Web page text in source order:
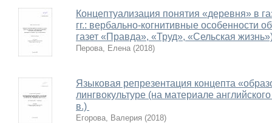
Концептуализация понятия «деревня» в
гг.: вербально-когнитивные особенности
газет «Правда», «Труд», «Сельская
Перова, Елена (2018)
Языковая репрезентация концепта
лингвокультуре (на материале
в.)
Егорова, Валерия (2018)